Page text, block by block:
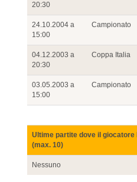
20:30
24.10.2004 a
15:00
Campionato
04.12.2003 a
20:30
Coppa Italia
03.05.2003 a
15:00
Campionato
Ultime partite dove il giocatore
(max. 10)
Nessuno